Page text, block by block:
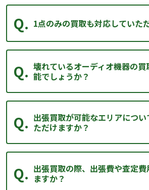
1点のみの買取も対応していた
壊れているオーディオ機器の買
能でしょうか？
出張買取が可能なエリアについ
ただけますか？
出張買取の際、出張費や査定
ますか？